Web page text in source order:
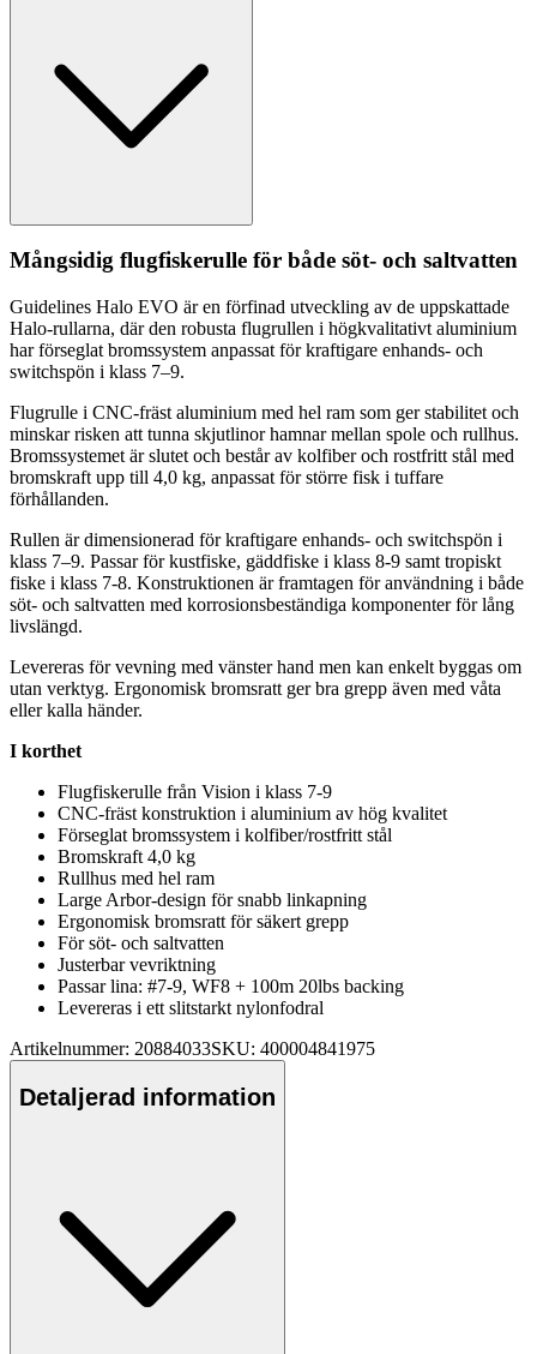
Mångsidig flugfiskerulle för både söt- och saltvatten
Guidelines Halo EVO är en förfinad utveckling av de uppskattade
Halo-rullarna, där den robusta flugrullen i högkvalitativt aluminium
har förseglat bromssystem anpassat för kraftigare enhands- och
switchspön i klass 7–9.
Flugrulle i CNC-fräst aluminium med hel ram som ger stabilitet och
minskar risken att tunna skjutlinor hamnar mellan spole och rullhus.
Bromssystemet är slutet och består av kolfiber och rostfritt stål med
bromskraft upp till 4,0 kg, anpassat för större fisk i tuffare
förhållanden.
Rullen är dimensionerad för kraftigare enhands- och switchspön i
klass 7–9. Passar för kustfiske, gäddfiske i klass 8-9 samt tropiskt
fiske i klass 7-8. Konstruktionen är framtagen för användning i både
söt- och saltvatten med korrosionsbeständiga komponenter för lång
livslängd.
Levereras för vevning med vänster hand men kan enkelt byggas om
utan verktyg. Ergonomisk bromsratt ger bra grepp även med våta
eller kalla händer.
I korthet
Flugfiskerulle från Vision i klass 7-9
CNC-fräst konstruktion i aluminium av hög kvalitet
Förseglat bromssystem i kolfiber/rostfritt stål
Bromskraft 4,0 kg
Rullhus med hel ram
Large Arbor-design för snabb linkapning
Ergonomisk bromsratt för säkert grepp
För söt- och saltvatten
Justerbar vevriktning
Passar lina: #7-9, WF8 + 100m 20lbs backing
Levereras i ett slitstarkt nylonfodral
Artikelnummer: 20884033SKU: 400004841975
Detaljerad information